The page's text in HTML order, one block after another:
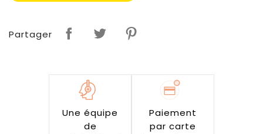
Partager
Une équipe
de
Paiement
par carte